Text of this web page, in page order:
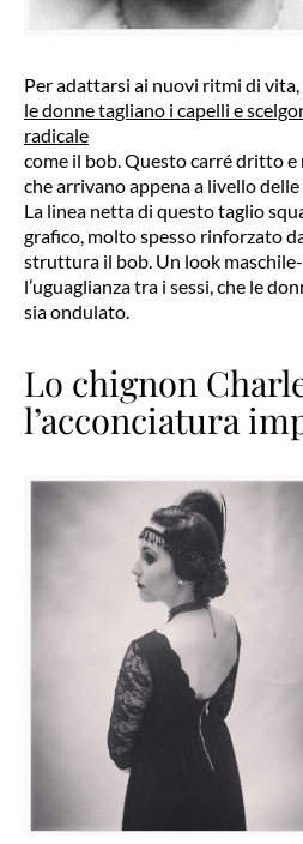
Per adattarsi ai nuovi ritmi di vita,
le donne tagliano i capelli e
radicale
come il bob. Questo carré dritto
che arrivano appena a livello delle
La linea netta di questo taglio
grafico, molto spesso rinforzato
struttura il bob. Un look
l’uguaglianza tra i sessi, che le
sia ondulato.
Lo chignon
l’acconciatura